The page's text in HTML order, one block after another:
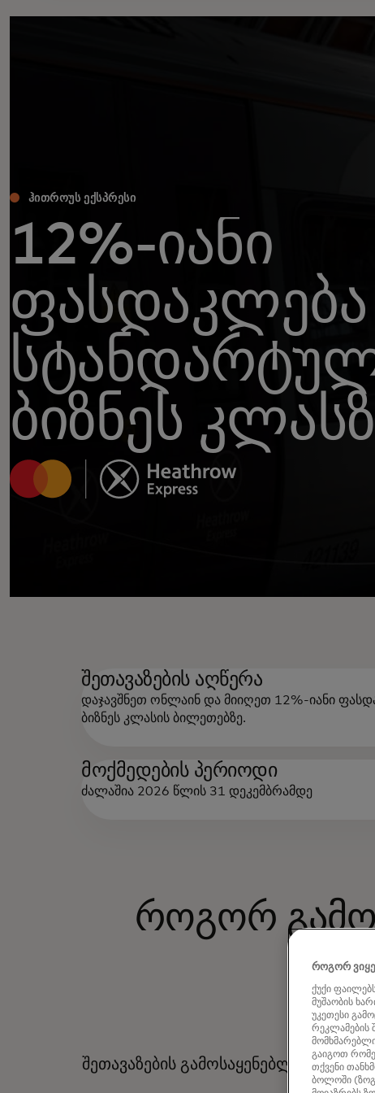
ᲰᲘᲗᲠᲝᲣᲡ ᲔᲥᲡᲞᲠᲔᲡᲘ
12%-იანი
ფასდაკლება
ბიზნეს
შეთავაზების აღწერა
დაჯავშნეთ ონლაინ და მიიღეთ 12%-იანი
ბიზნეს კლასის ბილეთებზე.
მოქმედების პერიოდი
ძალაშია 2026 წლის 31 დეკემბრამდე
როგორ
შეთავაზების გამოსაყენებლად
როგორ
ქუქი
მუშაობის
უკეთესი
რეკლამების
გაიგოთ
თქვენი
ბოლოში